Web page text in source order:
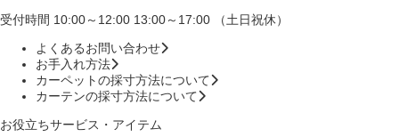
受付時間 10:00～12:00 13:00～17:00 （土日祝休）
よくあるお問い合わせ
お手入れ方法
カーペットの採寸方法について
カーテンの採寸方法について
お役立ちサービス・アイテム